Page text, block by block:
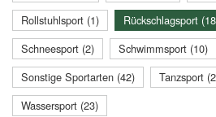
Rollstuhlsport (1)
Rückschlagsport
Schneesport (2)
Schwimmsport (10)
Sonstige Sportarten (42)
Tanzsport
Wassersport (23)